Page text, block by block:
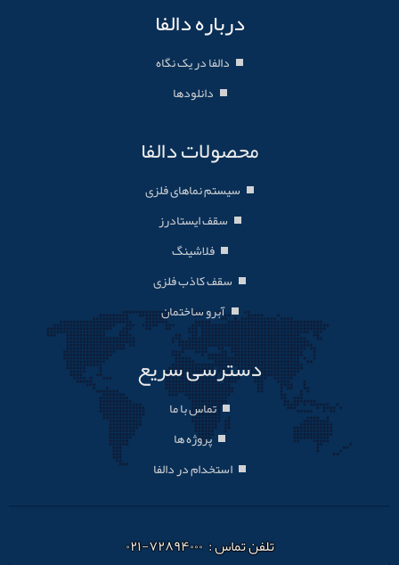
درباره دالفا
دالفا در یک نگاه
دانلودها
محصولات دالفا
سیستم نماهای فلزی
سقف ایستادرز
فلاشینگ
سقف کاذب فلزی
آبرو ساختمان
دسترسی سریع
تماس با ما
پروژه ها
استخدام در دالفا
تلفن تماس : ۷۲۸۹۴۰۰۰-۰۲۱